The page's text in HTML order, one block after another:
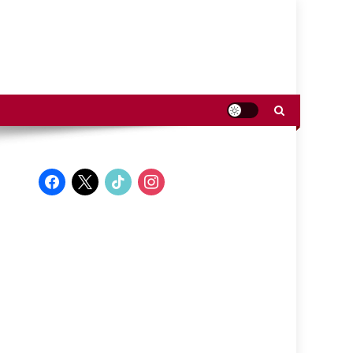
facebook
x tiktok instagram